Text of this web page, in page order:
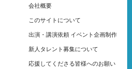
会社概要
このサイトについて
出演・講演依頼 イベント企画制作
新人タレント募集について
応援してくださる皆様へのお願い